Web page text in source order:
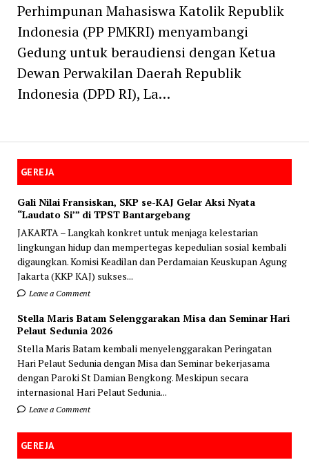
GEREJA
Gali Nilai Fransiskan, SKP se-KAJ Gelar Aksi Nyata
“Laudato Si’” di TPST Bantargebang
JAKARTA – Langkah konkret untuk menjaga kelestarian
lingkungan hidup dan mempertegas kepedulian sosial kembali
digaungkan. Komisi Keadilan dan Perdamaian Keuskupan Agung
Jakarta (KKP KAJ) sukses...
Leave a Comment
Stella Maris Batam Selenggarakan Misa dan Seminar Hari
Pelaut Sedunia 2026
Stella Maris Batam kembali menyelenggarakan Peringatan
Hari Pelaut Sedunia dengan Misa dan Seminar bekerjasama
dengan Paroki St Damian Bengkong. Meskipun secara
internasional Hari Pelaut Sedunia...
Leave a Comment
GEREJA
Perhimpunan Mahasiswa Katolik Republik
Indonesia (PP PMKRI) menyambangi
Gedung untuk beraudiensi dengan Ketua
Dewan Perwakilan Daerah Republik
Indonesia (DPD RI), La…